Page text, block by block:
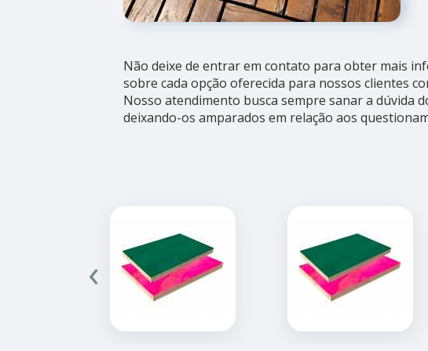
Não deixe de entrar em contato para obter mais
sobre cada opção oferecida para nossos clientes
Nosso atendimento busca sempre sanar a dúvida
deixando-os amparados em relação aos
‹